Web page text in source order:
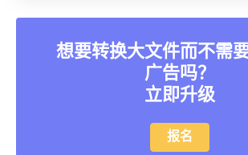
想要转换大文件而不需
广告吗？
立即升级
报名